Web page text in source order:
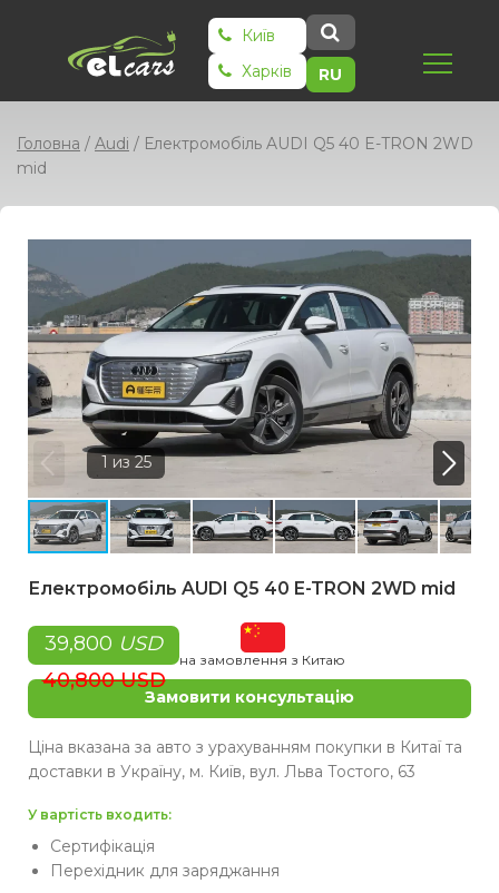
Київ
Харків
RU
Головна / Audi / Електромобіль AUDI Q5 40 E-TRON 2WD
mid
Електромобіль AUDI Q5 40 E-TRON 2WD mid
39,800 USD
40,800 USD
на замовлення з Китаю
Замовити консультацію
Ціна вказана за авто з урахуванням покупки в Китаї та
доставки в Україну, м. Київ, вул. Льва Тостого, 63
У вартість входить:
Сертифікація
Перехідник для заряджання